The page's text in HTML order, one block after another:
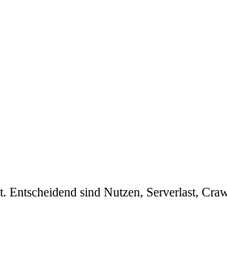
sind Nutzen, Serverlast,